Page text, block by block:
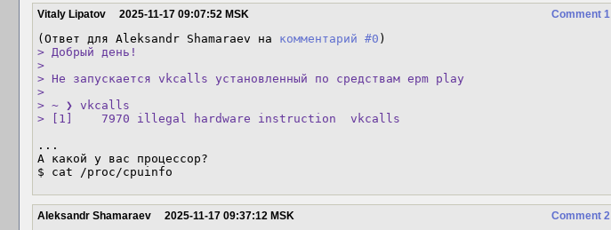
Comment 1
Vitaly Lipatov 2025-11-17 09:07:52 MSK
(Ответ для Aleksandr Shamaraev на комментарий #0
> Добрый день!
>
> Не запускается vkcalls установленный по средствам epm play
>
> ~ ❯ vkcalls
> [1]    7970 illegal hardware instruction  vkcalls
...
А какой у вас процессор?
$ cat /proc/cpuinfo
Comment 2
Aleksandr Shamaraev 2025-11-17 09:37:12 MSK